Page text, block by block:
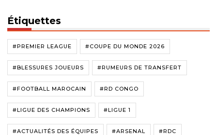
Étiquettes
#PREMIER LEAGUE #COUPE DU MONDE 2026
#BLESSURES JOUEURS #RUMEURS DE TRANSFERT
#FOOTBALL MAROCAIN #RD CONGO
#LIGUE DES CHAMPIONS #LIGUE 1
#ACTUALITÉS DES ÉQUIPES #ARSENAL #RDC